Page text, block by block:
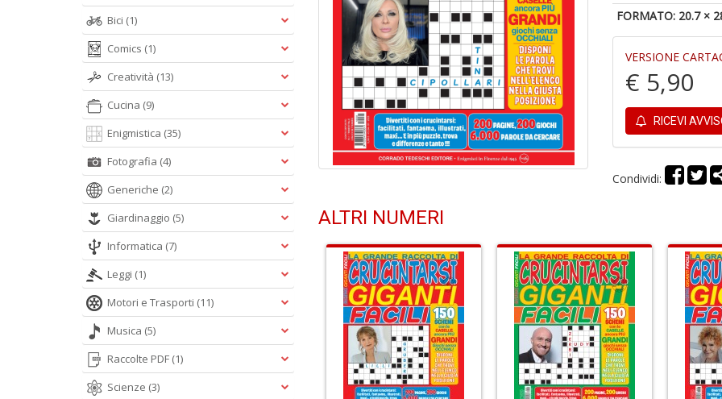
FORMATO: 20.7 ×
VERSIONE
€ 5,90
RICEVI
Condividi:
ALTRI NUMERI
Bici (1)
Comics (1)
Creatività (13)
Cucina (9)
Enigmistica (35)
Fotografia (4)
Generiche (2)
Giardinaggio (5)
Informatica (7)
Leggi (1)
Motori e Trasporti (11)
Musica (5)
Raccolte PDF (1)
Scienze (3)